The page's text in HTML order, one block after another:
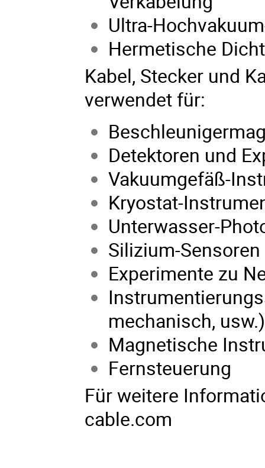
Ultra-
Hermetische
Kabel, Stecker und
verwendet für:
Detektoren und
Vakuumgefäß-
Kryostat-
Unterwasser-
Silizium-Sensoren
Experimente zu
mechanisch, usw.)
Magnetische
Fernsteuerung
Für weitere
cable.com